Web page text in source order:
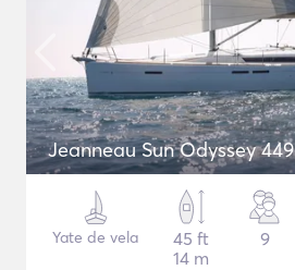
Jeanneau Sun Odyssey 449
Yate de vela
45 ft
14 m
9